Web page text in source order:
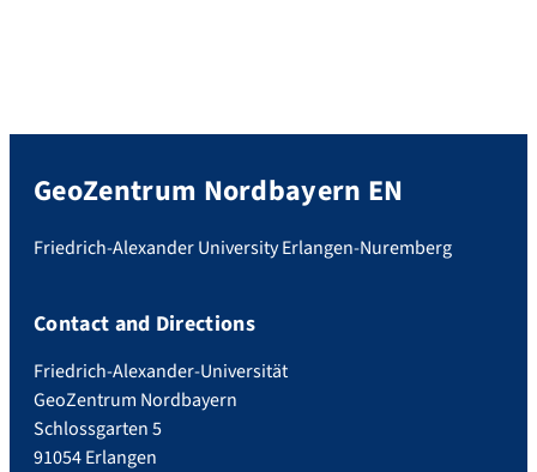
GeoZentrum Nordbayern EN
Friedrich-Alexander University Erlangen-Nuremberg
Contact and Directions
Friedrich-Alexander-Universität
GeoZentrum Nordbayern
Schlossgarten 5
91054 Erlangen